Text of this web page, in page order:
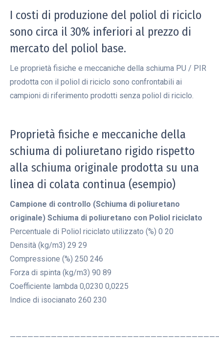
I costi di produzione del poliol di riciclo
sono circa il 30% inferiori al prezzo di
mercato del poliol base.
Le proprietà fisiche e meccaniche della schiuma PU / PIR
prodotta con il poliol di riciclo sono confrontabili ai
campioni di riferimento prodotti senza poliol di riciclo.
Proprietà fisiche e meccaniche della
schiuma di poliuretano rigido rispetto
alla schiuma originale prodotta su una
linea di colata continua (esempio)
Campione di controllo (Schiuma di poliuretano
originale) Schiuma di poliuretano con Poliol riciclato
Percentuale di Poliol riciclato utilizzato (%) 0 20
Densità (kg/m3) 29 29
Compressione (%) 250 246
Forza di spinta (kg/m3) 90 89
Coefficiente lambda 0,0230 0,0225
Indice di isocianato 260 230